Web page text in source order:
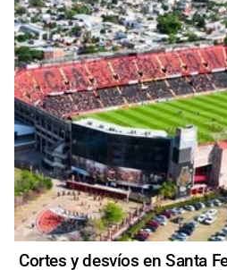
Cortes y desvíos en Santa